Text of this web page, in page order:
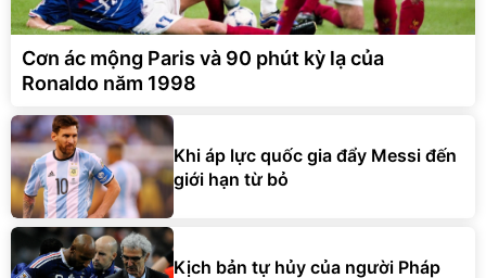
Cơn ác mộng Paris và 90 phút kỳ lạ của
Ronaldo năm 1998
Khi áp lực quốc gia đẩy Messi đến
giới hạn từ bỏ
Kịch bản tự hủy của người Pháp